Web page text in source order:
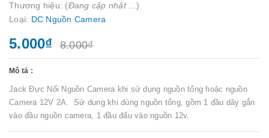
Thương hiệu: (Đang cập nhật ... )
Loại: DC Nguồn Camera
5.000₫ 8.000₫
Mô tả :
Jack Đực Nối Nguồn Camera khi sử dụng nguồn tổng hoặc nguồn
Camera 12V 2A. Sử dụng khi dùng nguồn tổng, gồm 1 đầu dây gắn
vào đầu nguồn camera, 1 đầu đấu vào nguồn 12v.